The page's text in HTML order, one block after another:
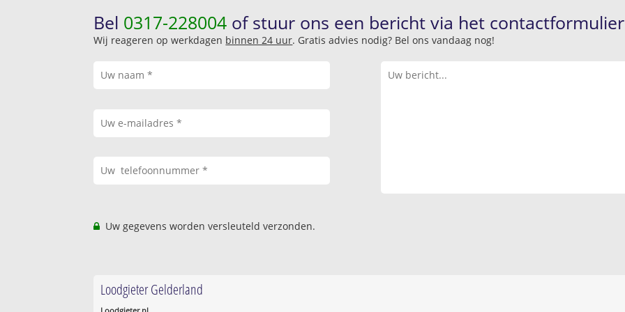
Bel 0317-228004 of stuur ons een bericht via het
Wij reageren op werkdagen binnen 24 uur. Gratis advies nodig? Bel ons vandaag nog!
Uw gegevens worden versleuteld verzonden.
Loodgieter Gelderland